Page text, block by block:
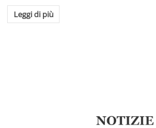
Leggi di più